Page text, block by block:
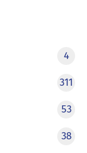
4
311
53
38